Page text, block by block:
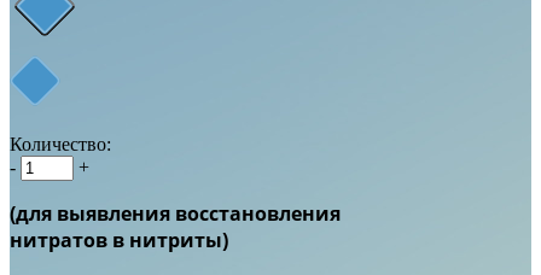
Количество:
-
+
(для выявления восстановления
нитратов в нитриты)